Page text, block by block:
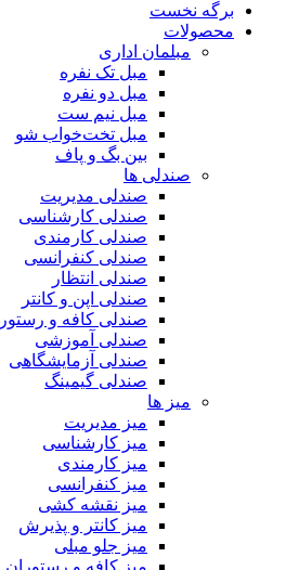
برگه نخست
محصولات
مبلمان اداری
مبل تک نفره
مبل دو نفره
مبل نیم ست
مبل تخت‌خواب شو
بین بگ و پاف
صندلی ها
صندلی مدیریت
صندلی کارشناسی
صندلی کارمندی
صندلی کنفرانسی
صندلی انتظار
صندلی اپن و کانتر
صندلی کافه و
صندلی آموزشی
صندلی آزمایشگاهی
صندلی گیمینگ
میز ها
میز مدیریت
میز کارشناسی
میز کارمندی
میز کنفرانسی
میز نقشه کشی
میز کانتر و پذیرش
میز جلو مبلی